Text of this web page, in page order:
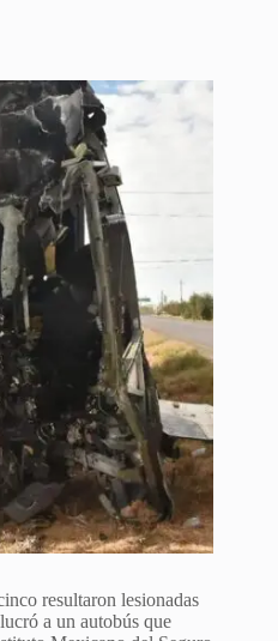
resultaron lesionadas
a un autobús que